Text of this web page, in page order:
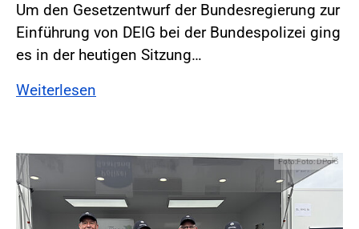
Um den Gesetzentwurf der Bundesregierung zur
Einführung von DEIG bei der Bundespolizei ging
es in der heutigen Sitzung…
Weiterlesen
Foto:Foto: DPolG